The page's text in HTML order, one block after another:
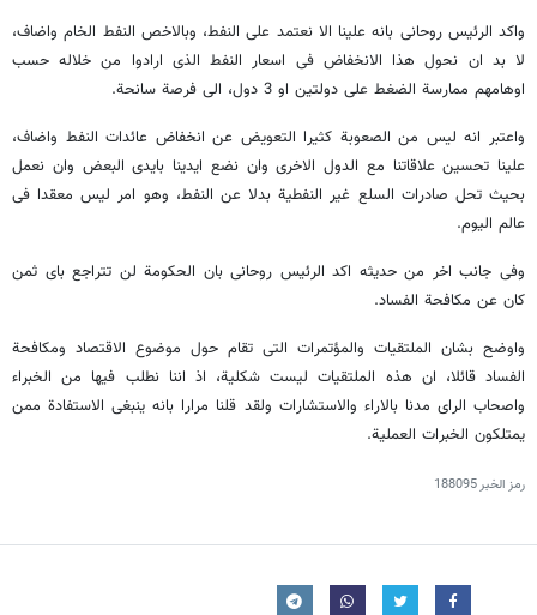
واکد الرئیس روحانی بانه علینا الا نعتمد علی النفط، وبالاخص النفط الخام واضاف،
لا بد ان نحول هذا الانخفاض فی اسعار النفط الذی ارادوا من خلاله حسب
اوهامهم ممارسة الضغط علی دولتین او 3 دول، الی فرصة سانحة.
واعتبر انه لیس من الصعوبة کثیرا التعویض عن انخفاض عائدات النفط واضاف،
علینا تحسین علاقاتنا مع الدول الاخری وان نضع ایدینا بایدی البعض وان نعمل
بحیث تحل صادرات السلع غیر النفطیة بدلا عن النفط، وهو امر لیس معقدا فی
عالم الیوم.
وفی جانب اخر من حدیثه اکد الرئیس روحانی بان الحکومة لن تتراجع بای ثمن
کان عن مکافحة الفساد.
واوضح بشان الملتقیات والمؤتمرات التی تقام حول موضوع الاقتصاد ومکافحة
الفساد قائلا، ان هذه الملتقیات لیست شکلیة، اذ اننا نطلب فیها من الخبراء
واصحاب الرای مدنا بالاراء والاستشارات ولقد قلنا مرارا بانه ینبغی الاستفادة ممن
یمتلکون الخبرات العملیة.
رمز الخبر188095